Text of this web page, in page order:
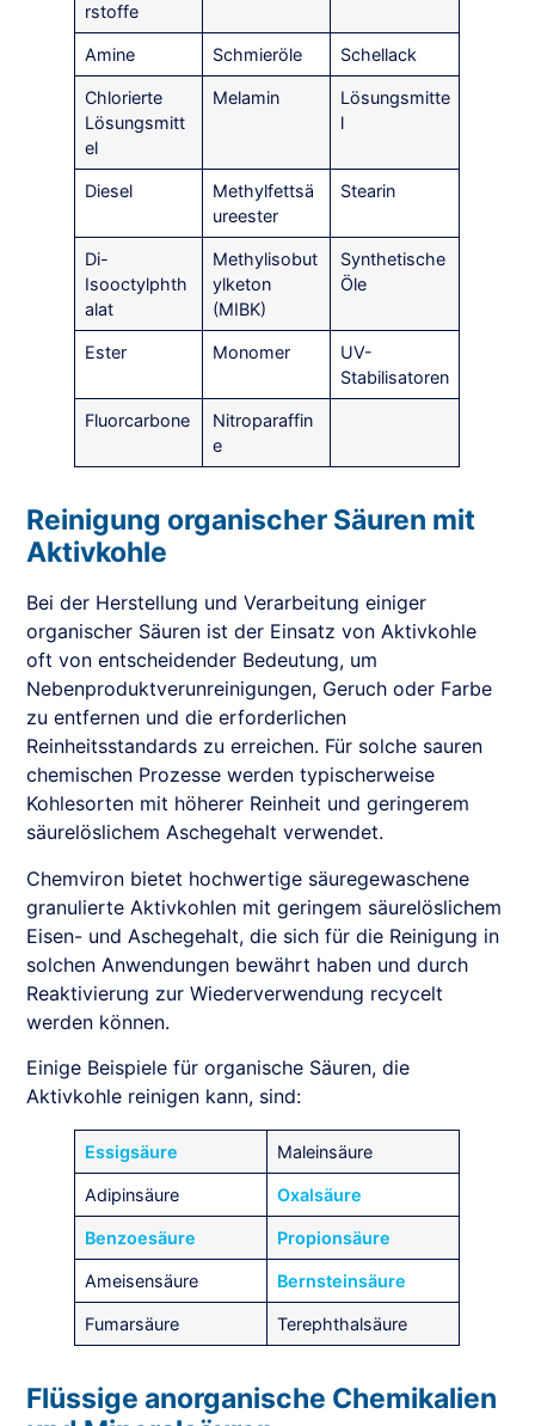
rstoffe
Amine Schmieröle Schellack
Chlorierte
Lösungsmitt
el
Melamin
Lösungsmitte
l
Diesel
Methylfettsä
ureester
Stearin
Di-
Isooctylphth
alat
Methylisobut
ylketon
(MIBK)
Synthetische
Öle
Ester Monomer
UV-
Stabilisatoren
Fluorcarbone
Nitroparaffin
e
Reinigung organischer Säuren mit
Aktivkohle
Bei der Herstellung und Verarbeitung einiger
organischer Säuren ist der Einsatz von Aktivkohle
oft von entscheidender Bedeutung, um
Nebenproduktverunreinigungen, Geruch oder Farbe
zu entfernen und die erforderlichen
Reinheitsstandards zu erreichen. Für solche sauren
chemischen Prozesse werden typischerweise
Kohlesorten mit höherer Reinheit und geringerem
säurelöslichem Aschegehalt verwendet.
Chemviron bietet hochwertige säuregewaschene
granulierte Aktivkohlen mit geringem säurelöslichem
Eisen- und Aschegehalt, die sich für die Reinigung in
solchen Anwendungen bewährt haben und durch
Reaktivierung zur Wiederverwendung recycelt
werden können.
Einige Beispiele für organische Säuren, die
Aktivkohle reinigen kann, sind:
Essigsäure Maleinsäure
Adipinsäure Oxalsäure
Benzoesäure Propionsäure
Ameisensäure Bernsteinsäure
Fumarsäure Terephthalsäure
Flüssige anorganische Chemikalien